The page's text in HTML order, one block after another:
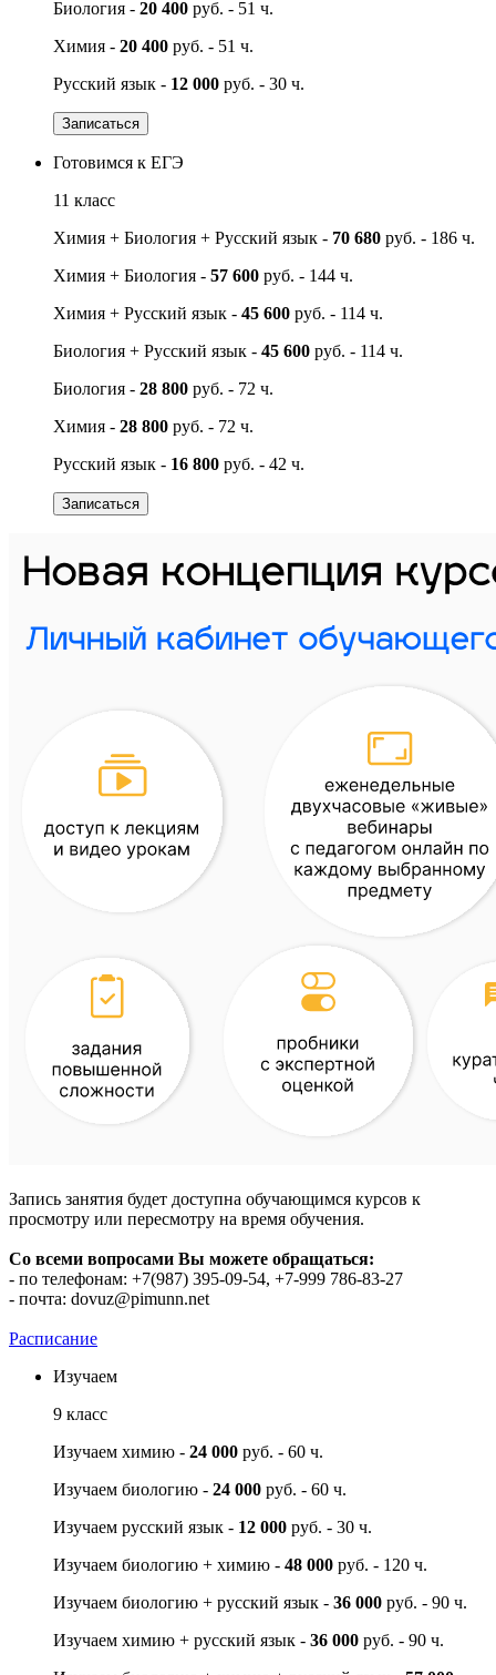
Биология - 20 400 руб. - 51 ч.
Химия - 20 400 руб. - 51 ч.
Русский язык - 12 000 руб. - 30 ч.
Записаться
Готовимся к ЕГЭ
11 класс
Химия + Биология + Русский язык - 70 680 руб. - 186 ч.
Химия + Биология - 57 600 руб. - 144 ч.
Химия + Русский язык - 45 600 руб. - 114 ч.
Биология + Русский язык - 45 600 руб. - 114 ч.
Биология - 28 800 руб. - 72 ч.
Химия - 28 800 руб. - 72 ч.
Русский язык - 16 800 руб. - 42 ч.
Записаться
Запись занятия будет доступна обучающимся курсов к
просмотру или пересмотру на время обучения.
Со всеми вопросами Вы можете обращаться:
- по телефонам: +7(987) 395-09-54, +7-999 786-83-27
- почта: dovuz@pimunn.net
Расписание
Изучаем
9 класс
Изучаем химию - 24 000 руб. - 60 ч.
Изучаем биологию - 24 000 руб. - 60 ч.
Изучаем русский язык - 12 000 руб. - 30 ч.
Изучаем биологию + химию - 48 000 руб. - 120 ч.
Изучаем биологию + русский язык - 36 000 руб. - 90 ч.
Изучаем химию + русский язык - 36 000 руб. - 90 ч.